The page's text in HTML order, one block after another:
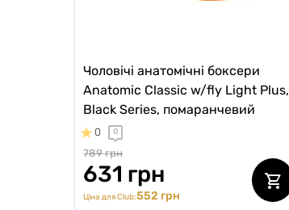
Чоловічі анатомічні боксери
Anatomic Classic w/fly Light Plus,
Black Series, помаранчевий
0 0
789 грн
631 грн
Ціна для Club:552 грн